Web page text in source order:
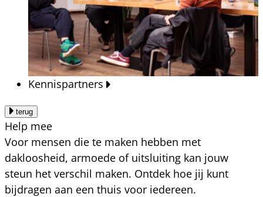
Kennispartners
terug
Help mee
Voor mensen die te maken hebben met
dakloosheid, armoede of uitsluiting kan jouw
steun het verschil maken. Ontdek hoe jij kunt
bijdragen aan een thuis voor iedereen.